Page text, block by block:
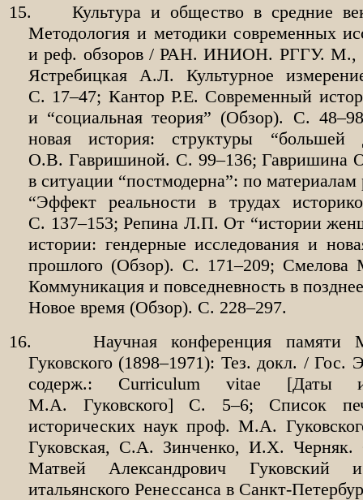
15.
Культура и общество в средние
Методология и методики современных
и реф. обзоров / РАН. ИНИОН. РГГУ. М.,
Ястребицкая А.Л. Культурное
С. 17–47; Кантор Р.Е. Современный
и “социальная теория” (Обзор). С.
новая история: структуры
О.В. Гавришиной. С. 99–136; Гавришина
в ситуации “постмодерна”: по
“Эффект реальности в трудах
С. 137–153; Репина Л.П. От “истории
истории: гендерные исследования и
прошлого (Обзор). С. 171–209;
Коммуникация и повседневность в
Новое время (Обзор). С. 228–297.
16.
Научная конференция памяти
Гуковского (1898–1971): Тез. докл. /
содерж.: Curriculum vitae [Даты
М.А. Гуковского] С. 5–6; Список
исторических наук проф. М.А.
Гуковская, С.А. Зинченко, И.Х.
Матвей Александрович Гуковский
итальянского Ренессанса в Санкт-